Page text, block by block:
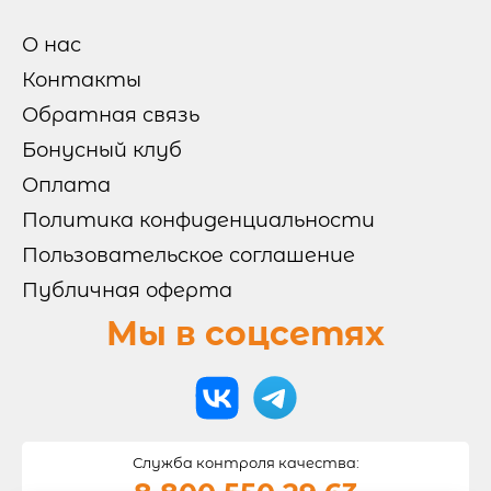
СУШИ
РОЛЛЫ БЕЗ РИСА
ЗАПЕЧЕННЫЕ РОЛЛЫ
ВОК
ПИЦЦА
САЛАТЫ И ГОРЯЧЕЕ
О нас
Контакты
Обратная связь
Бонусный клуб
Оплата
Политика конфиденциальности
Пользовательское соглашение
Публичная оферта
Мы в соцсетях
Служба контроля качества: